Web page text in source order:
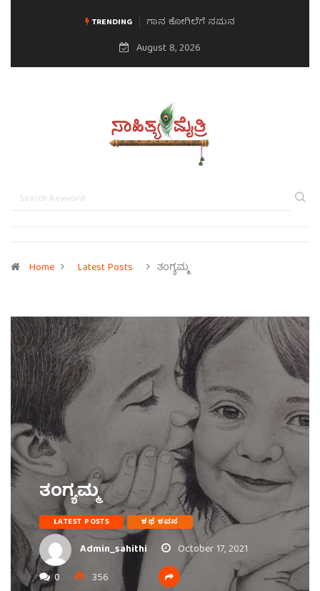
TRENDING ಗಾನ ಕೋಗಿಲೆಗೆ ನಮನ
August 8, 2026
Home Latest Posts ತಂಗ್ಯಮ್ಮ
ತಂಗ್ಯಮ್ಮ
LATEST POSTS ಕಥೆ ಕವನ
Admin_sahithi
October 17, 2021
0
356